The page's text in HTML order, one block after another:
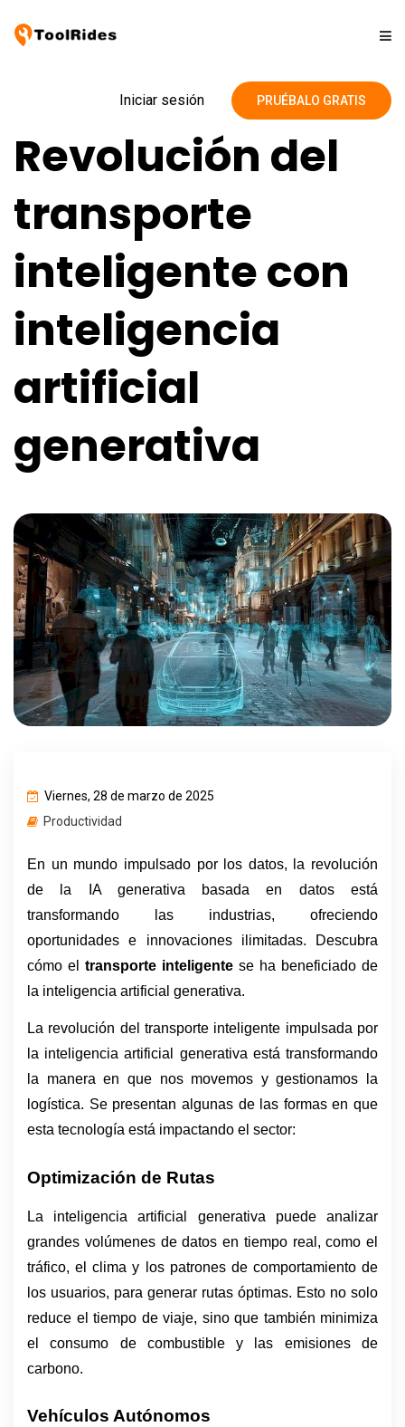
Precios
Contacto
Blog
Iniciar sesión PRUÉBALO GRATIS
Revolución del
transporte
inteligente con
inteligencia
artificial
generativa
Viernes, 28 de marzo de 2025
Productividad
En un mundo impulsado por los datos, la revolución
de la IA generativa basada en datos está
transformando las industrias, ofreciendo
oportunidades e innovaciones ilimitadas. Descubra
cómo el transporte inteligente se ha beneficiado de
la inteligencia artificial generativa.
La revolución del transporte inteligente impulsada por
la inteligencia artificial generativa está transformando
la manera en que nos movemos y gestionamos la
logística. Se presentan algunas de las formas en que
esta tecnología está impactando el sector:
Optimización de Rutas
La inteligencia artificial generativa puede analizar
grandes volúmenes de datos en tiempo real, como el
tráfico, el clima y los patrones de comportamiento de
los usuarios, para generar rutas óptimas. Esto no solo
reduce el tiempo de viaje, sino que también minimiza
el consumo de combustible y las emisiones de
carbono.
Vehículos Autónomos